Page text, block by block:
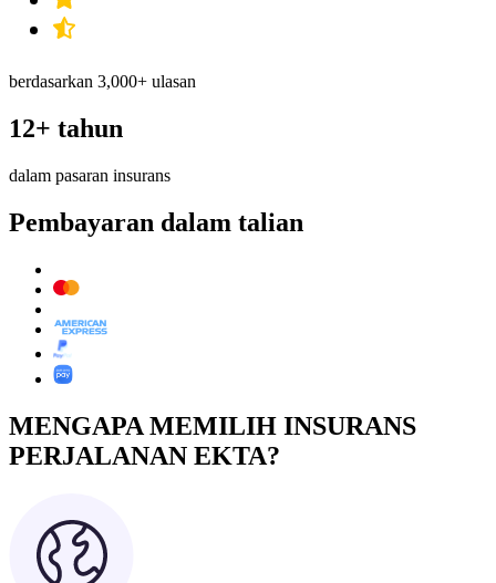
berdasarkan 3,000+ ulasan
12+ tahun
dalam pasaran insurans
Pembayaran dalam talian
MENGAPA MEMILIH INSURANS
PERJALANAN EKTA?